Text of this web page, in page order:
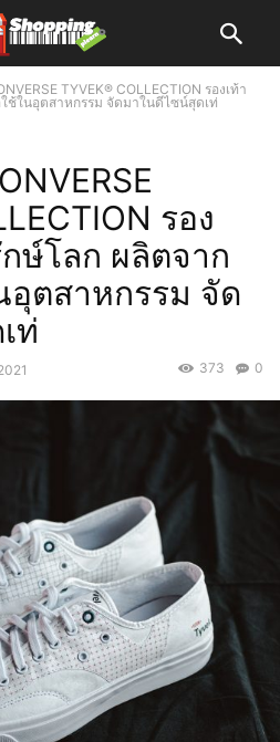
TYVEK® COLLECTION รองเท้า
ช้ในอุตสาหกรรม จัดมาในดีไซน์สุดเท่
รอง
ษ์โลก ผลิตจาก
อุตสาหกรรม จัด
ท่
0
373